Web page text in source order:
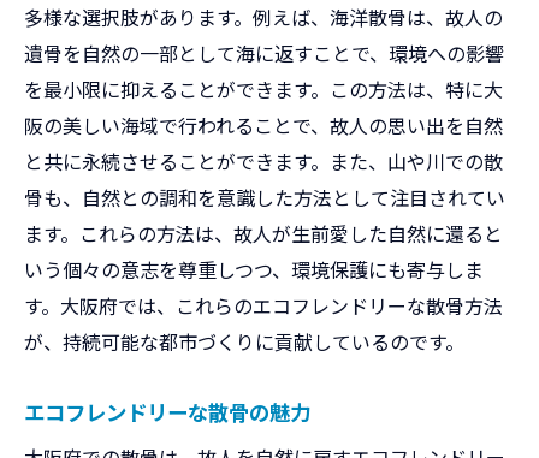
多様な選択肢があります。例えば、海洋散骨は、故人の
遺骨を自然の一部として海に返すことで、環境への影響
を最小限に抑えることができます。この方法は、特に大
阪の美しい海域で行われることで、故人の思い出を自然
と共に永続させることができます。また、山や川での散
骨も、自然との調和を意識した方法として注目されてい
ます。これらの方法は、故人が生前愛した自然に還ると
いう個々の意志を尊重しつつ、環境保護にも寄与しま
す。大阪府では、これらのエコフレンドリーな散骨方法
が、持続可能な都市づくりに貢献しているのです。
エコフレンドリーな散骨の魅力